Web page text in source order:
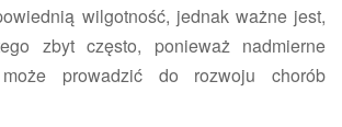
wilgotność, jednak ważne jest,
zbyt często, ponieważ nadmierne
prowadzić do rozwoju chorób